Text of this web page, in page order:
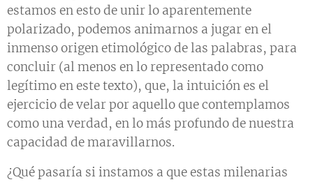
estamos en esto de unir lo aparentemente
polarizado, podemos animarnos a jugar en el
inmenso origen etimológico de las palabras, para
concluir (al menos en lo representado como
legítimo en este texto), que, la intuición es el
ejercicio de velar por aquello que contemplamos
como una verdad, en lo más profundo de nuestra
capacidad de maravillarnos.
¿Qué pasaría si instamos a que estas milenarias